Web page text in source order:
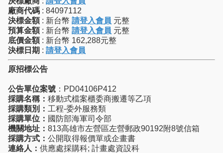
廠商代碼 : 84097112
決標金額 : 新台幣 請登入會員 元整
預算金額 : 新台幣 請登入會員 元整
底價金額 : 新台幣 162,288元整
決標日期 : 請登入會員
原招標公告
公告單位案號 ：PD04106P412
採購名稱： 移動式檔案櫃委商搬遷等乙項
採購類別： 工程-委外服務類
採購單位： 國防部海軍司令部
機關地址： 813高雄市左營區左營郵政90192附8號信箱
採購方式： 公開取得報價單或企畫書
連絡人： 供應處採購科; 計畫處資設科